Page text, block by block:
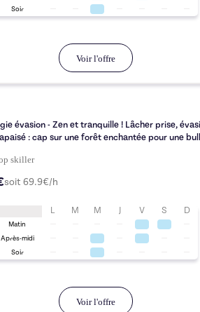
Soir
Voir l'offre
évasion - Zen et tranquille ! Lâcher prise,
: cap sur une forêt enchantée pour une
skiller
soit 69.9€/h
L M M J V S D
Matin
Après-midi
Soir
Voir l'offre